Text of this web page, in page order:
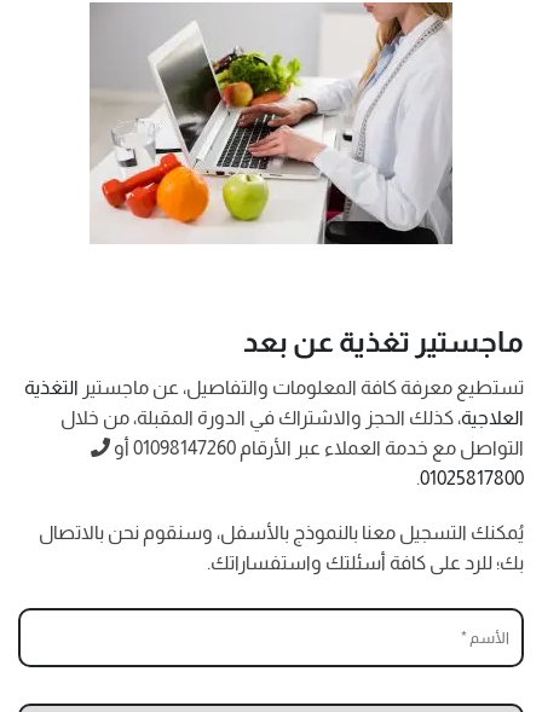
ماجستير تغذية عن بعد
تستطيع معرفة كافة المعلومات والتفاصيل، عن ماجستير التغذية
العلاجية، كذلك الحجز والاشتراك في الدورة المقبلة، من خلال
التواصل مع خدمة العملاء عبر الأرقام 01098147260 أو
01025817800
.
يُمكنك التسجيل معنا بالنموذج بالأسفل، وسنقوم نحن بالاتصال
بك؛ للرد على كافة أسئلتك واستفساراتك.